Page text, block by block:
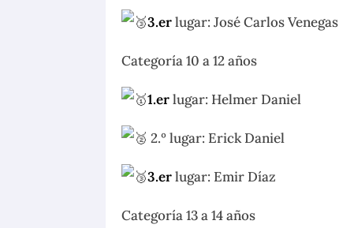
3.erlugar: José Carlos Venegas
Categoría 10 a 12 años
1.erlugar: Helmer Daniel
2.º lugar: Erick Daniel
3.erlugar: Emir Díaz
Categoría 13 a 14 años